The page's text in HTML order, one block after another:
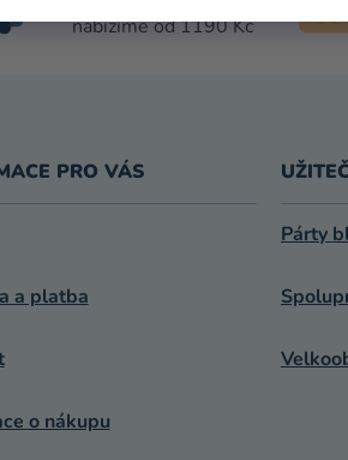
nabízíme od 1190 Kč
PRO VÁS
a platba
o nákupu
Párty